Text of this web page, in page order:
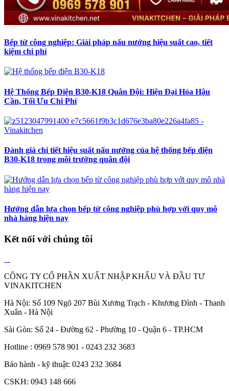
Bếp từ công nghiệp: Giải pháp nấu nướng hiệu suất cao, tiết
kiệm chi phí
Hệ Thống Bếp Điện B30-K18 Quân Đội: Hiện Đại Hóa Hậu
Cần, Tối Ưu Chi Phí
Đánh giá chi tiết hiệu suất nấu nướng của hệ thống bếp điện
B30-K18 trong môi trường quân đội
Hướng dẫn lựa chọn bếp từ công nghiệp phù hợp với quy mô
nhà hàng hiện nay
Kết nối với chúng tôi
CÔNG TY CỔ PHẦN XUẤT NHẬP KHẨU VÀ ĐẦU TƯ
VINAKITCHEN
Hà Nội: Số 109 Ngõ 207 Bùi Xương Trạch - Khương Đình - Thanh
Xuân - Hà Nội
Sài Gòn: Số 24 - Đường 62 - Phường 10 - Quận 6 - TP.HCM
Hotline : 0969 578 901 - 0243 232 3683
Bảo hành - kỹ thuật: 0243 232 3684
CSKH: 0943 148 666